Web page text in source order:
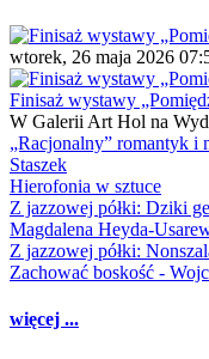
wtorek, 26 maja 2026
Finisaż wystawy
W Galerii Art Hol na
„Racjonalny” romantyk i
Staszek
Hierofonia w sztuce
Z jazzowej półki: Dziki
Magdalena Heyda-
Z jazzowej półki:
Zachować boskość -
więcej ...